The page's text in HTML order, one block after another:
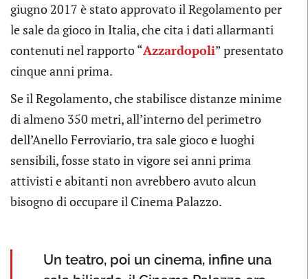
giugno 2017 è stato approvato il Regolamento per
le sale da gioco in Italia, che cita i dati allarmanti
contenuti nel rapporto “Azzardopoli” presentato
cinque anni prima.
Se il Regolamento, che stabilisce distanze minime
di almeno 350 metri, all’interno del perimetro
dell’Anello Ferroviario, tra sale gioco e luoghi
sensibili, fosse stato in vigore sei anni prima
attivisti e abitanti non avrebbero avuto alcun
bisogno di occupare il Cinema Palazzo.
Un teatro, poi un cinema, infine una